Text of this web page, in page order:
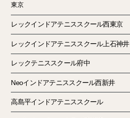
東京
レックインドアテニススクール西東京
レックインドアテニススクール上石神井
レックテニススクール府中
Neoインドアテニススクール西新井
高島平インドアテニススクール